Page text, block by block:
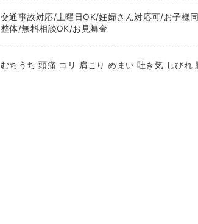
交通事故対応/土曜日OK/妊婦さん対応可/お子様
整体/無料相談OK/お見舞金
むちうち 頭痛 コリ 肩こり めまい 吐き気 しびれ